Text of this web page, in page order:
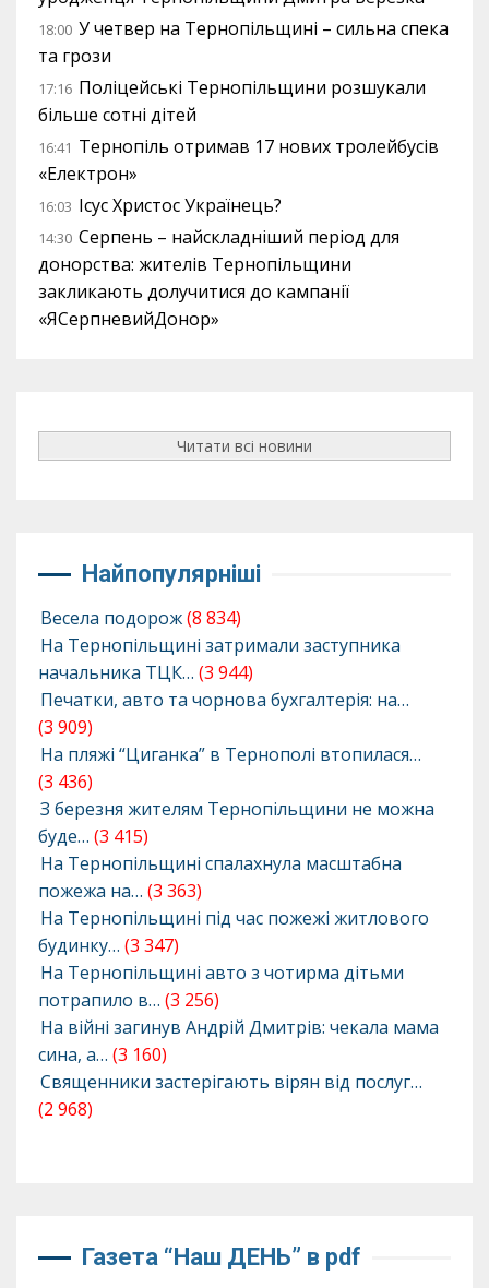
18:00 У четвер на Тернопільщині – сильна спека
та грози
17:16 Поліцейські Тернопільщини розшукали
більше сотні дітей
16:41 Тернопіль отримав 17 нових тролейбусів
«Електрон»
16:03 Ісус Христос Українець?
14:30 Серпень – найскладніший період для
донорства: жителів Тернопільщини
закликають долучитися до кампанії
«ЯСерпневийДонор»
Читати всі новини
Найпопулярніші
Весела подорож(8 834)
На Тернопільщині затримали заступника
начальника ТЦК… (3 944)
Печатки, авто та чорнова бухгалтерія: на…
(3 909)
На пляжі “Циганка” в Тернополі втопилася…
(3 436)
З березня жителям Тернопільщини не можна
буде… (3 415)
На Тернопільщині спалахнула масштабна
пожежа на… (3 363)
На Тернопільщині під час пожежі житлового
будинку… (3 347)
На Тернопільщині авто з чотирма дітьми
потрапило в… (3 256)
На війні загинув Андрій Дмитрів: чекала мама
сина, а… (3 160)
Священники застерігають вірян від послуг…
(2 968)
Газета “Наш ДЕНЬ” в pdf